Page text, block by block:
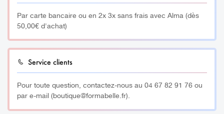
Par carte bancaire ou en 2x 3x sans frais avec Alma (dès
50,00€ d'achat)
Service clients
Pour toute question, contactez-nous au 04 67 82 91 76 ou
par e-mail (boutique@formabelle.fr).